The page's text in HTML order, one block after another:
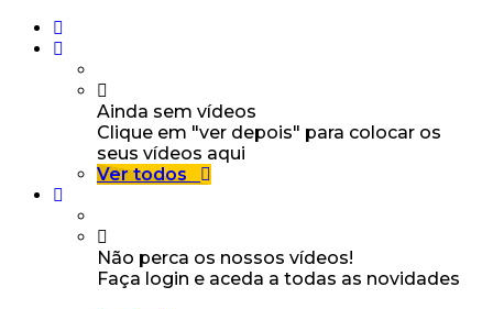
Ainda sem vídeos
Clique em "ver depois" para colocar os
seus vídeos aqui
Ver todos
Não perca os nossos vídeos!
Faça login e aceda a todas as novidades